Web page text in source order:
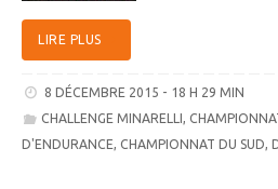
LIRE PLUS
8 DÉCEMBRE 2015 - 18 H 29 MIN
CHALLENGE MINARELLI,
D'ENDURANCE, CHAMPIONNAT DU SUD,